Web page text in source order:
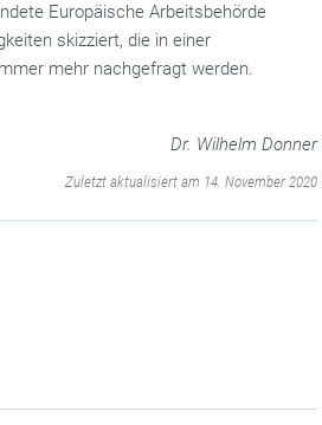
Europäische Arbeitsbehörde
skizziert, die in einer
mehr nachgefragt werden.
Dr. Wilhelm Donner
Zuletzt aktualisiert am 14. November 2020